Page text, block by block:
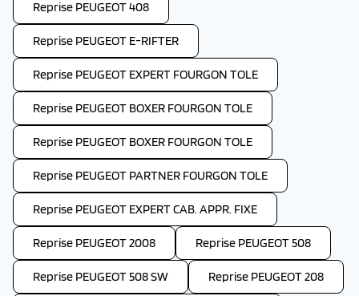
Reprise PEUGEOT 408
Reprise PEUGEOT E-RIFTER
Reprise PEUGEOT EXPERT FOURGON TOLE
Reprise PEUGEOT BOXER FOURGON TOLE
Reprise PEUGEOT BOXER FOURGON TOLE
Reprise PEUGEOT PARTNER FOURGON TOLE
Reprise PEUGEOT EXPERT CAB. APPR. FIXE
Reprise PEUGEOT 2008 Reprise PEUGEOT 508
Reprise PEUGEOT 508 SW Reprise PEUGEOT 208